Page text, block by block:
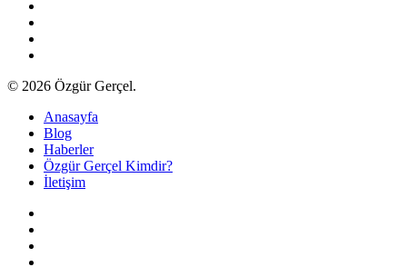
© 2026 Özgür Gerçel.
Close
Menu
Anasayfa
Blog
Haberler
Özgür Gerçel Kimdir?
İletişim